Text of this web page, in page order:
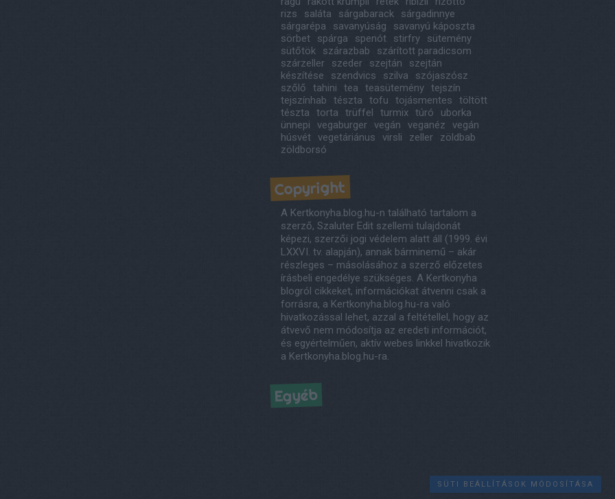
rizs
saláta sárgabarack
sárgadinnye
sárgarépa
savanyúság
savanyú káposzta
sörbet
spárga spenót stirfry
sütemény
sütőtök
szárazbab
szárított paradicsom
szárzeller
szeder szejtán
szejtán
készítése
szendvics szilva
szójaszósz
szőlő
tahini tea teasütemény tejszín
tejszínhab
tészta tofu tojásmentes
töltött
tészta
torta trüffel turmix túró
uborka
ünnepi
vegaburger vegán veganéz
vegán
húsvét vegetáriánus virsli zeller
zöldbab
zöldborsó
Copyright
A Kertkonyha.blog.hu-n található tartalom a
szerző, Szaluter Edit szellemi tulajdonát
képezi, szerzői jogi védelem alatt áll (1999. évi
LXXVI. tv. alapján), annak bárminemű – akár
részleges – másolásához a szerző előzetes
írásbeli engedélye szükséges. A Kertkonyha
blogról cikkeket, információkat átvenni csak a
forrásra, a Kertkonyha.blog.hu-ra való
hivatkozással lehet, azzal a feltétellel, hogy az
átvevő nem módosítja az eredeti információt,
és egyértelműen, aktív webes linkkel hivatkozik
a Kertkonyha.blog.hu-ra.
Egyéb
SÜTI BEÁLLÍTÁSOK MÓDOSÍTÁSA